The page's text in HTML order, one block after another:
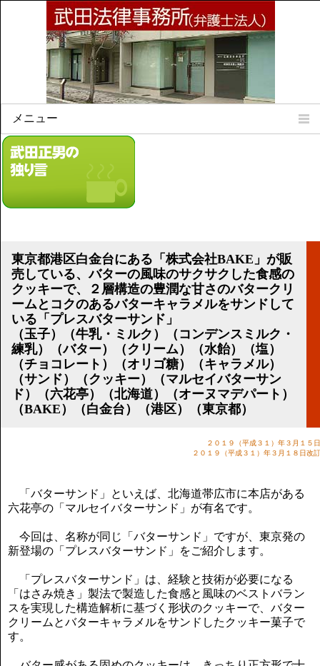
メニュー
Home
所属弁護士
法律相談案内
リンク集
顧問契約について
講演のご案内
気をつけたい法律のポイント
武田正男の独り言
東京都港区白金台にある「株式会社BAKE」が販
売している、バターの風味のサクサクした食感の
クッキーで、２層構造の豊潤な甘さのバタークリ
ームとコクのあるバターキャラメルをサンドして
いる「プレスバターサンド」
（玉子）（牛乳・ミルク）（コンデンスミルク・
練乳）（バター）（クリーム）（水飴）（塩）
（チョコレート）（オリゴ糖）（キャラメル）
（サンド）（クッキー）（マルセイバターサン
ド）（六花亭）（北海道）（オーヌマデパート）
（BAKE）（白金台）（港区）（東京都）
２０１９（平成３１）年３月１５日
２０１９（平成３１）年３月１８日改訂
「バターサンド」といえば、北海道帯広市に本店がある
六花亭の「マルセイバターサンド」が有名です。
今回は、名称が同じ「バターサンド」ですが、東京発の
新登場の「プレスバターサンド」をご紹介します。
「プレスバターサンド」は、経験と技術が必要になる
「はさみ焼き」製法で製造した食感と風味のベストバラン
スを実現した構造解析に基づく形状のクッキーで、バター
クリームとバターキャラメルをサンドしたクッキー菓子で
す。